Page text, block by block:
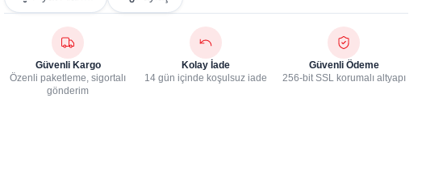
Güvenli Kargo
Özenli paketleme, sigortalı
gönderim
Kolay İade
14 gün içinde koşulsuz iade
Güvenli Ödeme
256-bit SSL korumalı altyapı